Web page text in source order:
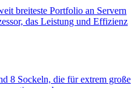
breiteste Portfolio an Servern
das Leistung und Effizienz
8 Sockeln, die für extrem große